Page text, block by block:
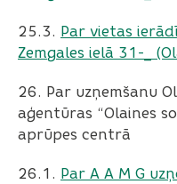
25.3. ​​​​​​​ Par vietas
Zemgales ielā 31-_
26. Par uzņemšanu
aģentūras “Olaines
aprūpes centrā
26.1. Par A A M G